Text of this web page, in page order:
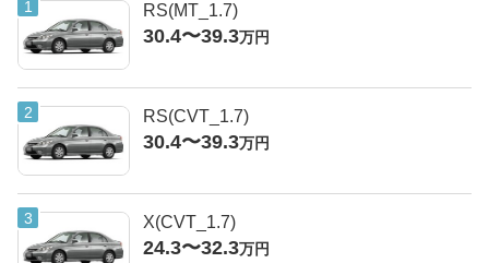
RS(MT_1.7)
30.4〜39.3万円
RS(CVT_1.7)
30.4〜39.3万円
X(CVT_1.7)
24.3〜32.3万円